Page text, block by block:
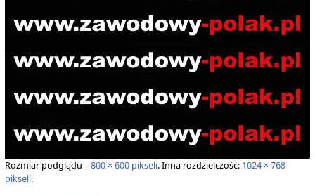
Rozmiar podglądu –800 × 600 pikseli.Inna rozdzielczość: 1024 × 768
pikseli.